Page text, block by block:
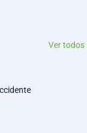
Ver todos